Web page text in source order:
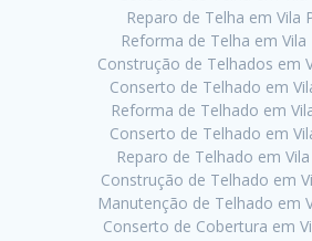
Reparo de Telha em Vila
Reforma de Telha em Vila
Construção de Telhados em
Conserto de Telhado em
Reforma de Telhado em
Conserto de Telhado em
Reparo de Telhado em
Construção de Telhado em
Manutenção de Telhado em
Conserto de Cobertura em